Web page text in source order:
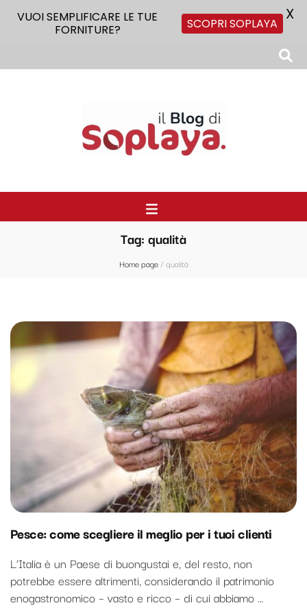
Tag: qualità
Home page/qualità
Pesce: come scegliere il meglio per i tuoi clienti
L’Italia è un Paese di buongustai e, del resto, non
potrebbe essere altrimenti, considerando il patrimonio
enogastronomico – vasto e ricco – di cui abbiamo …
VUOI SEMPLIFICARE LE TUE
FORNITURE?
SCOPRI SOPLAYA X